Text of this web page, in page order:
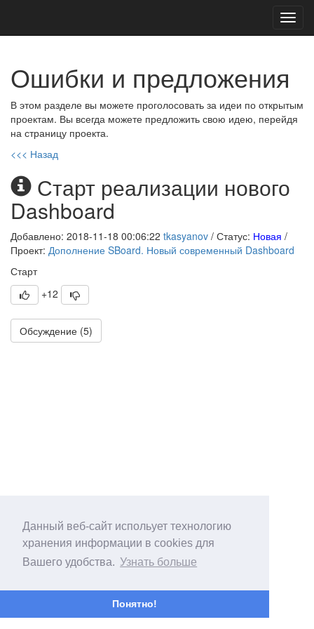
Данный веб-сайт испольует технологию
хранения информации в cookies для
Вашего удобства. Узнать больше
Понятно!
Ошибки и предложения
В этом разделе вы можете проголосовать за идеи по открытым
проектам. Вы всегда можете предложить свою идею, перейдя
на страницу проекта.
<<< Назад
Старт реализации нового
Dashboard
Добавлено: 2018-11-18 00:06:22 tkasyanov / Статус: Новая /
Проект: Дополнение SBoard. Новый современный Dashboard
Старт
+12
Обсуждение (5)